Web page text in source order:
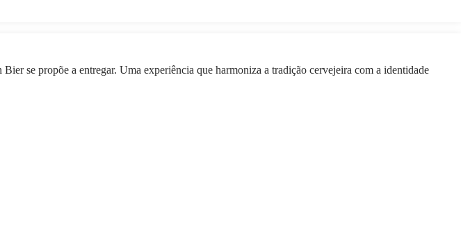
se propõe a entregar. Uma experiência que harmoniza a tradição cervejeira com a identidade